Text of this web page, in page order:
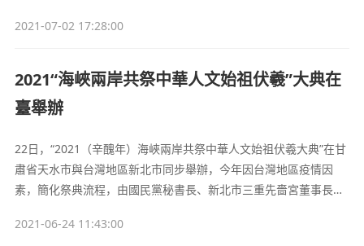
2021-07-02 17:28:00
2021“海峽兩岸共祭中華人文始祖伏羲”大典在
臺舉辦
22日，“2021（辛醜年）海峽兩岸共祭中華人文始祖伏羲大典”在甘
肅省天水市與台灣地區新北市同步舉辦，今年因台灣地區疫情因
素，簡化祭典流程，由國民黨秘書長、新北市三重先嗇宮董事長李
祭祖及觀看祭典畫面，表達對人文始祖伏羲的景仰，希冀延續兩岸
2021-06-24 11:43:00